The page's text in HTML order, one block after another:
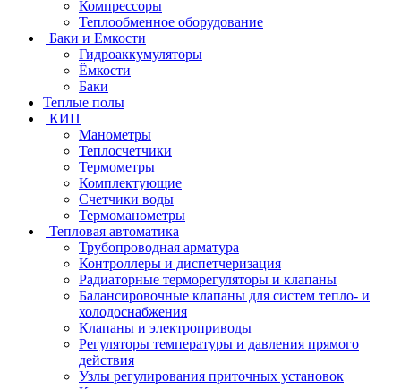
Компрессоры
Теплообменное оборудование
Баки и Емкости
Гидроаккумуляторы
Ёмкости
Баки
Теплые полы
КИП
Манометры
Теплосчетчики
Термометры
Комплектующие
Счетчики воды
Термоманометры
Тепловая автоматика
Трубопроводная арматура
Контроллеры и диспетчеризация
Радиаторные терморегуляторы и клапаны
Балансировочные клапаны для систем тепло- и
холодоснабжения
Клапаны и электроприводы
Регуляторы температуры и давления прямого
действия
Узлы регулирования приточных установок